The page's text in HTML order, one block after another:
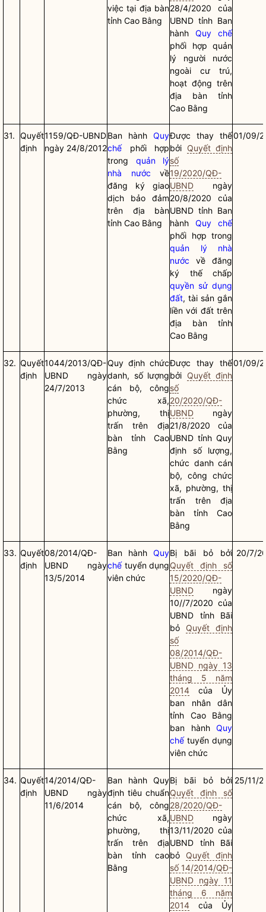
việc tại địa bàn
tỉnh Cao Bằng
28/4/2020 của
UBND tỉnh Ban
hành Quy chế
phối hợp quản
lý người nước
ngoài cư trú,
hoạt động trên
địa bàn tỉnh
Cao Bằng
31. Quyết
định
1159/QĐ-UBND
ngày 24/8/2012
Ban hành Quy
chếphối hợp
trong quản lý
nhà nước về
đăng ký giao
dịch bảo đảm
trên địa bàn
tỉnh Cao Bằng
Được thay thế
bởi Quyết định
số
19/2020/QĐ-
UBND ngày
20/8/2020 của
UBND tỉnh Ban
hành Quy chế
phối hợp trong
quản lý nhà
nước về đăng
ký thế chấp
quyền sử dụng
đất, tài sản gắn
liền với đất trên
địa bàn tỉnh
Cao Bằng
01/09/
32. Quyết
định
1044/2013/QĐ-
UBND ngày
24/7/2013
Quy định chức
danh, số lượng
cán bộ, công
chức xã,
phường, thị
trấn trên địa
bàn tỉnh Cao
Bằng
Được thay thế
bởi Quyết định
số
20/2020/QĐ-
UBND ngày
21/8/2020 của
UBND tỉnh Quy
định số lượng,
chức danh cán
bộ, công chức
xã, phường, thị
trấn trên địa
bàn tỉnh Cao
Bằng
01/09/
33. Quyết
định
08/2014/QĐ-
UBND ngày
13/5/2014
Ban hành Quy
chếtuyển dụng
viên chức
Bị bãi bỏ bởi
Quyết định số
15/2020/QĐ-
UBND ngày
10//7/2020 của
UBND tỉnh Bãi
bỏ Quyết định
số
08/2014/QĐ-
UBND ngày 13
tháng 5 năm
2014 của Ủy
ban nhân dân
tỉnh Cao Bằng
ban hành Quy
chếtuyển dụng
viên chức
20/7/
34. Quyết
định
14/2014/QĐ-
UBND ngày
11/6/2014
Ban hành Quy
định tiêu chuẩn
cán bộ, công
chức xã,
phường, thị
trấn trên địa
bàn tỉnh cao
Bằng
Bị bãi bỏ bởi
Quyết định số
28/2020/QĐ-
UBND ngày
13/11/2020 của
UBND tỉnh Bãi
bỏ Quyết định
số 14/2014/QĐ-
UBND ngày 11
tháng 6 năm
2014 của Ủy
25/11/